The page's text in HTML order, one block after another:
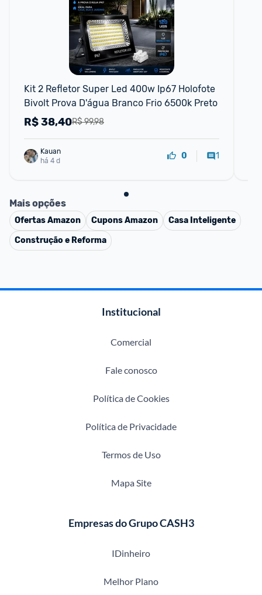
Kit 2 Refletor Super Led 400w Ip67 Holofote
Bivolt Prova D'água Branco Frio 6500k Preto
R$ 99,98
R$38,40
Kauan
há 4 d
0 1
Mais opções
OfertasAmazon CuponsAmazon
Casa Inteligente
Construção e Reforma
Institucional
Comercial
Fale conosco
Política de Cookies
Política de Privacidade
Termos de Uso
Mapa Site
Empresas do Grupo CASH3
IDinheiro
Melhor Plano